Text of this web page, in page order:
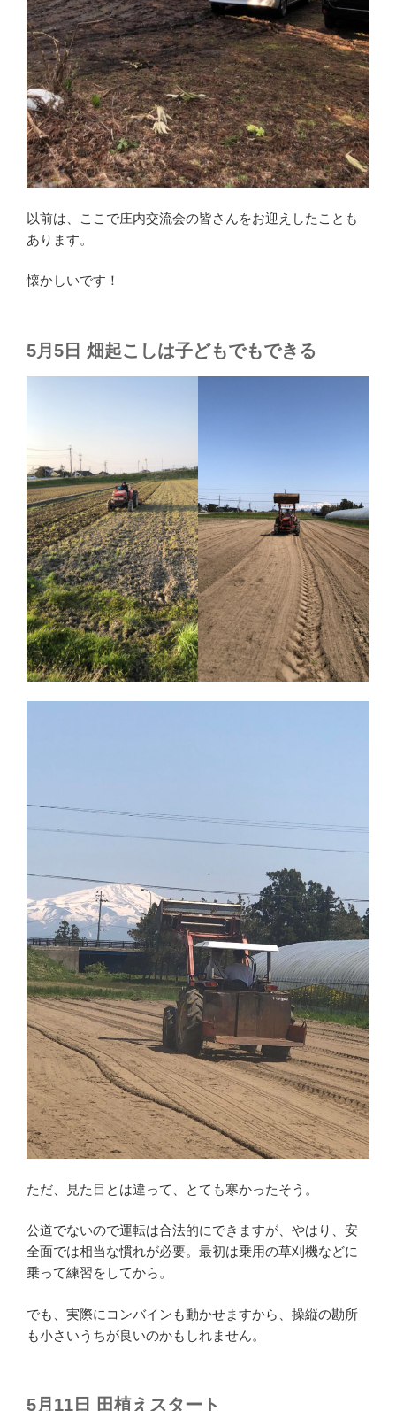
以前は、ここで庄内交流会の皆さんをお迎えしたことも
あります。
懐かしいです！
5月5日 畑起こしは子どもでもできる
ただ、見た目とは違って、とても寒かったそう。
公道でないので運転は合法的にできますが、やはり、安
全面では相当な慣れが必要。最初は乗用の草刈機などに
乗って練習をしてから。
でも、実際にコンバインも動かせますから、操縦の勘所
も小さいうちが良いのかもしれません。
5月11日 田植えスタート